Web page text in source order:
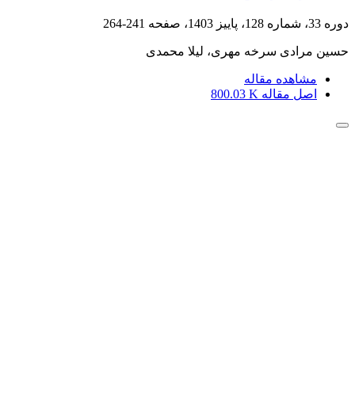
دوره 33، شماره 128، پاییز 1403، صفحه 241-264
حسین مرادی سرخه مهری، لیلا محمدی
مشاهده مقاله
اصل مقاله 800.03 K